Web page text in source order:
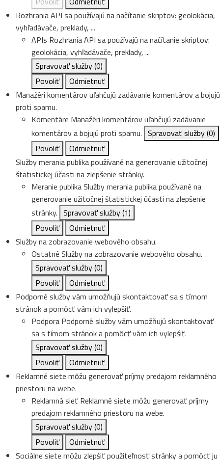
Rozhrania API sa používajú na načítanie skriptov: geolokácia,
vyhľadávače, preklady, ...
APIs Rozhrania API sa používajú na načítanie skriptov:
geolokácia, vyhľadávače, preklady, ...
Spravovať služby(0)
Povoliť
Odmietnuť
Manažéri komentárov uľahčujú zadávanie komentárov a bojujú
proti spamu.
Komentáre Manažéri komentárov uľahčujú zadávanie
komentárov a bojujú proti spamu. Spravovať služby(0)
Povoliť
Odmietnuť
Služby merania publika používané na generovanie užitočnej
štatistickej účasti na zlepšenie stránky.
Meranie publikaSlužby merania publika používané na
generovanie užitočnej štatistickej účasti na zlepšenie
stránky. Spravovať služby(1)
Povoliť
Odmietnuť
Služby na zobrazovanie webového obsahu.
Ostatné Služby na zobrazovanie webového obsahu.
Spravovať služby(0)
Povoliť
Odmietnuť
Podporné služby vám umožňujú skontaktovať sa s tímom
stránok a pomôcť vám ich vylepšiť.
Podpora Podporné služby vám umožňujú skontaktovať
sa s tímom stránok a pomôcť vám ich vylepšiť.
Spravovať služby(0)
Povoliť
Odmietnuť
Reklamné siete môžu generovať príjmy predajom reklamného
priestoru na webe.
Reklamná sieť Reklamné siete môžu generovať príjmy
predajom reklamného priestoru na webe.
Spravovať služby(0)
Povoliť
Odmietnuť
Sociálne siete môžu zlepšiť použiteľnosť stránky a pomôcť ju